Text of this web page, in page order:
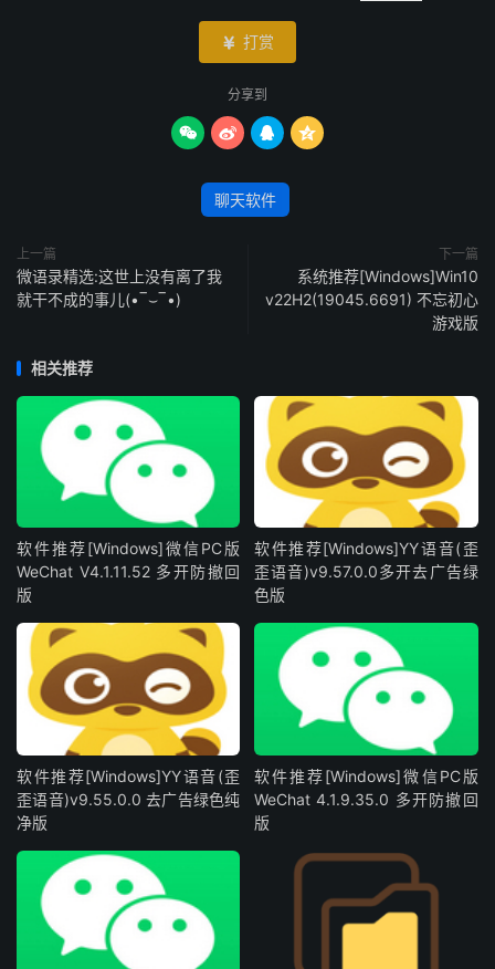
 打赏
分享到
   
聊天软件
上一篇
微语录精选:这世上没有离了我
就干不成的事儿(•‾⌣‾•)
下一篇
系统推荐[Windows]Win10
v22H2(19045.6691) 不忘初心
游戏版
相关推荐
软件推荐[Windows]微信PC版
WeChat V4.1.11.52 多开防撤回
版
软件推荐[Windows]YY语音(歪
歪语音)v9.57.0.0多开去广告绿
色版
软件推荐[Windows]YY语音(歪
歪语音)v9.55.0.0 去广告绿色纯
净版
软件推荐[Windows]微信PC版
WeChat 4.1.9.35.0 多开防撤回
版